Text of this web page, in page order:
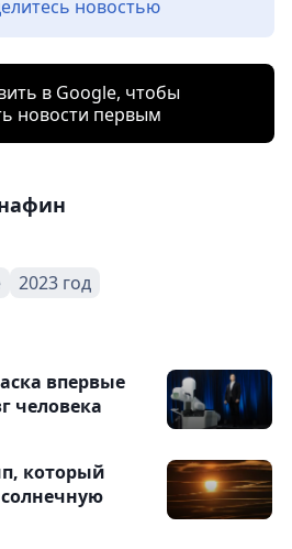
новостью
в Google, чтобы
новости первым
2023 год
впервые
человека
который